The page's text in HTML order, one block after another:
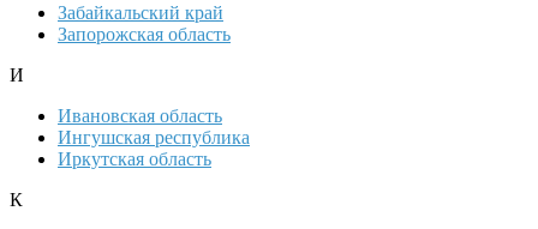
Забайкальский край
Запорожская область
И
Ивановская область
Ингушская республика
Иркутская область
К